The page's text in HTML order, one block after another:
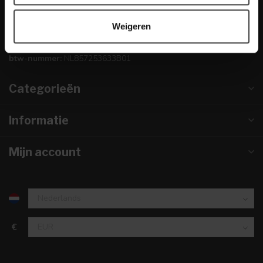
Weigeren
KVK nummer:67984495
btw-nummer: NL857253633B01
Categorieën
Informatie
Mijn account
€